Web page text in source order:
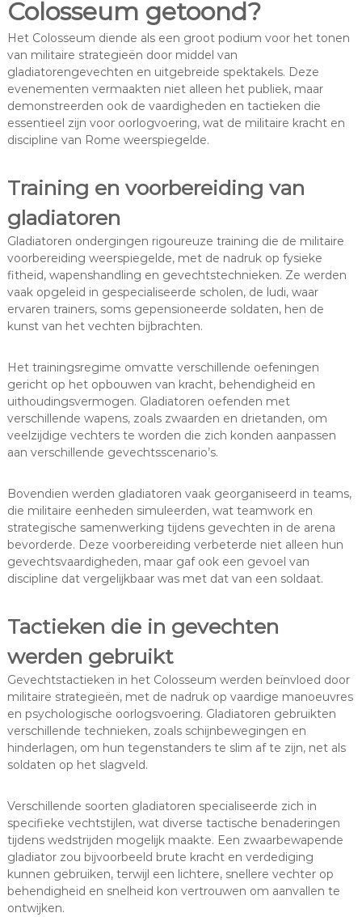
Colosseum getoond?
Het Colosseum diende als een groot podium voor het tonen
van militaire strategieën door middel van
gladiatorengevechten en uitgebreide spektakels. Deze
evenementen vermaakten niet alleen het publiek, maar
demonstreerden ook de vaardigheden en tactieken die
essentieel zijn voor oorlogvoering, wat de militaire kracht en
discipline van Rome weerspiegelde.
Training en voorbereiding van
gladiatoren
Gladiatoren ondergingen rigoureuze training die de militaire
voorbereiding weerspiegelde, met de nadruk op fysieke
fitheid, wapenshandling en gevechtstechnieken. Ze werden
vaak opgeleid in gespecialiseerde scholen, de ludi, waar
ervaren trainers, soms gepensioneerde soldaten, hen de
kunst van het vechten bijbrachten.
Het trainingsregime omvatte verschillende oefeningen
gericht op het opbouwen van kracht, behendigheid en
uithoudingsvermogen. Gladiatoren oefenden met
verschillende wapens, zoals zwaarden en drietanden, om
veelzijdige vechters te worden die zich konden aanpassen
aan verschillende gevechtsscenario’s.
Bovendien werden gladiatoren vaak georganiseerd in teams,
die militaire eenheden simuleerden, wat teamwork en
strategische samenwerking tijdens gevechten in de arena
bevorderde. Deze voorbereiding verbeterde niet alleen hun
gevechtsvaardigheden, maar gaf ook een gevoel van
discipline dat vergelijkbaar was met dat van een soldaat.
Tactieken die in gevechten
werden gebruikt
Gevechtstactieken in het Colosseum werden beïnvloed door
militaire strategieën, met de nadruk op vaardige manoeuvres
en psychologische oorlogsvoering. Gladiatoren gebruikten
verschillende technieken, zoals schijnbewegingen en
hinderlagen, om hun tegenstanders te slim af te zijn, net als
soldaten op het slagveld.
Verschillende soorten gladiatoren specialiseerde zich in
specifieke vechtstijlen, wat diverse tactische benaderingen
tijdens wedstrijden mogelijk maakte. Een zwaarbewapende
gladiator zou bijvoorbeeld brute kracht en verdediging
kunnen gebruiken, terwijl een lichtere, snellere vechter op
behendigheid en snelheid kon vertrouwen om aanvallen te
ontwijken.